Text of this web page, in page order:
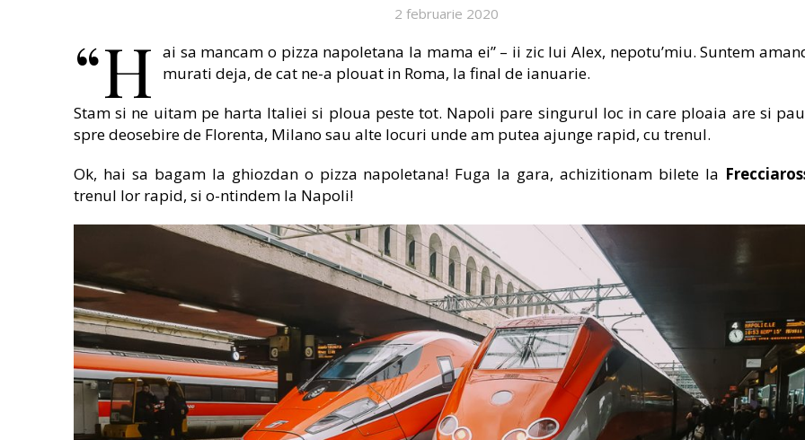
2 februarie 2020
“H ai sa mancam o pizza napoletana la mama ei” – ii zic lui Alex, nepotu’miu. Suntem
murati deja, de cat ne-a plouat in Roma, la final de ianuarie.
Stam si ne uitam pe harta Italiei si ploua peste tot. Napoli pare singurul loc in care ploaia are si
spre deosebire de Florenta, Milano sau alte locuri unde am putea ajunge rapid, cu trenul.
Ok, hai sa bagam la ghiozdan o pizza napoletana! Fuga la gara, achizitionam bilete la
trenul lor rapid, si o-ntindem la Napoli!